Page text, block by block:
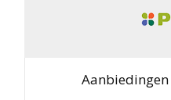
Aanbiedingen